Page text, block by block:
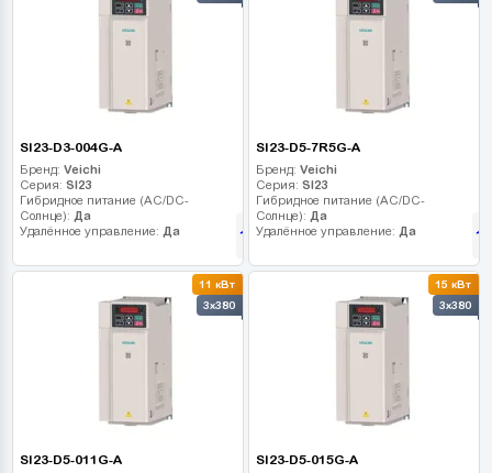
SI23-D3-004G-A
Бренд: Veichi
Серия: SI23
Гибридное питание (AC/DC-
Солнце): Да
Удалённое управление: Да 15 570грн
SI23-D5-7R5G-A
Бренд: Veichi
Серия: SI23
Гибридное питание (AC/DC-
Солнце): Да
Удалённое управление: Да
11 кВт
3x380
SI23-D5-011G-A
15 кВт
3x380
SI23-D5-015G-A